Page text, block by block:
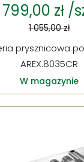
799,00 zł /
1 055,00 zł
prysznicowa
AREX.8035CR
W magazynie